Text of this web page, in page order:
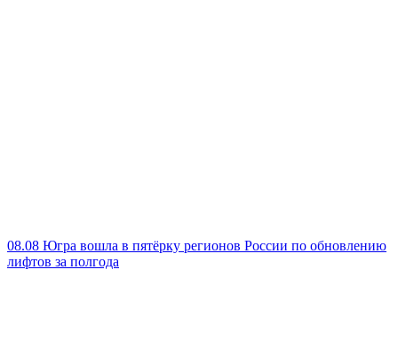
08.08 Югра вошла в пятёрку регионов России по обновлению
лифтов за полгода